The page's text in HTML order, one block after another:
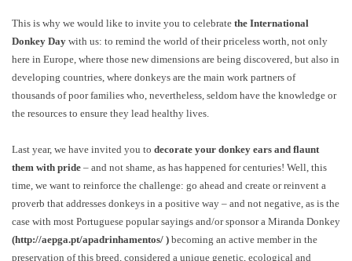
This is why we would like to invite you to celebrate the International
Donkey Day with us: to remind the world of their priceless worth, not only
here in Europe, where those new dimensions are being discovered, but also in
developing countries, where donkeys are the main work partners of
thousands of poor families who, nevertheless, seldom have the knowledge or
the resources to ensure they lead healthy lives.
Last year, we have invited you to decorate your donkey ears and flaunt
them with pride – and not shame, as has happened for centuries! Well, this
time, we want to reinforce the challenge: go ahead and create or reinvent a
proverb that addresses donkeys in a positive way – and not negative, as is the
case with most Portuguese popular sayings and/or sponsor a Miranda Donkey
(http://aepga.pt/apadrinhamentos/ ) becoming an active member in the
preservation of this breed, considered a unique genetic, ecological and